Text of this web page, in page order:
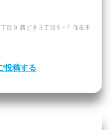
目９ 勝どき３丁目９−７ 住友不
投稿する